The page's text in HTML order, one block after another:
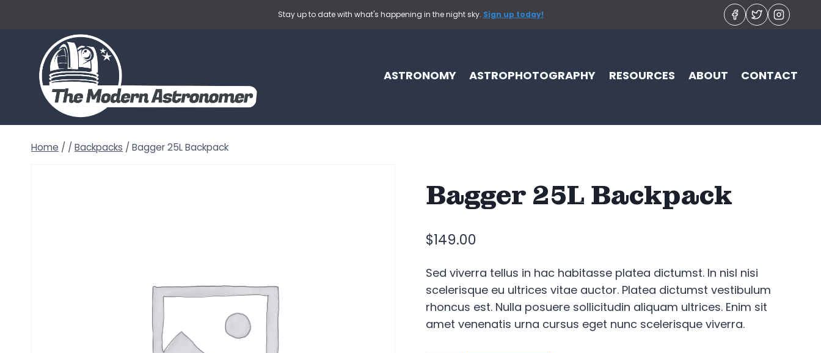
Stay up to date with what's happening in the night sky. Sign up today!
ASTRONOMY ASTROPHOTOGRAPHY RESOURCES ABOUT CONTACT
Home / / Backpacks / Bagger 25L Backpack
Bagger 25L Backpack
$149.00
Sed viverra tellus in hac habitasse platea dictumst. In nisl nisi
scelerisque eu ultrices vitae auctor. Platea dictumst vestibulum
rhoncus est. Nulla posuere sollicitudin aliquam ultrices. Enim sit
amet venenatis urna cursus eget nunc scelerisque viverra.